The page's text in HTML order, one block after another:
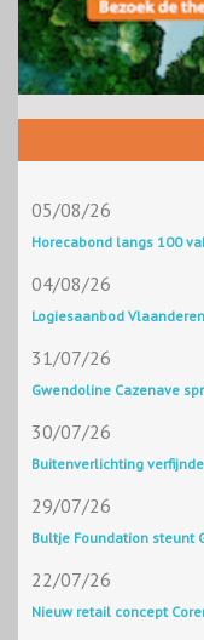
05/08/26
Horecabond langs 100
04/08/26
Logiesaanbod
31/07/26
Gwendoline Cazenave
30/07/26
Buitenverlichting
29/07/26
Bultje Foundation steunt
22/07/26
Nieuw retail concept